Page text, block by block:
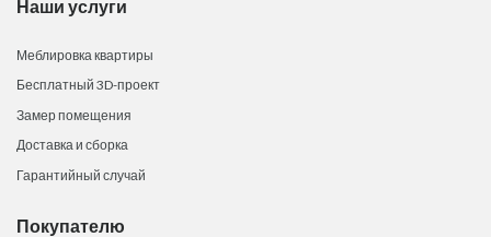
Наши услуги
Меблировка квартиры
Бесплатный 3D-проект
Замер помещения
Доставка и сборка
Гарантийный случай
Покупателю